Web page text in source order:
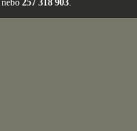
nebo 257 318 903.